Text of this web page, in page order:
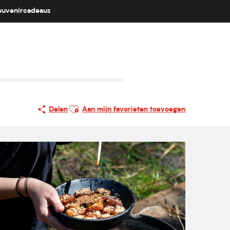
Delen
Ajouter aux favoris
Aan mijn favorieten toevoegen